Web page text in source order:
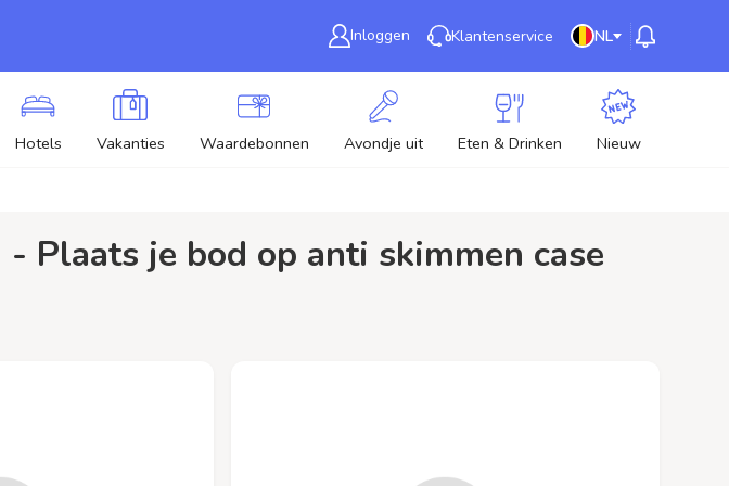
Inloggen Klantenservice NL
Hotels Vakanties Waardebonnen Avondje uit Eten & Drinken Nieuw